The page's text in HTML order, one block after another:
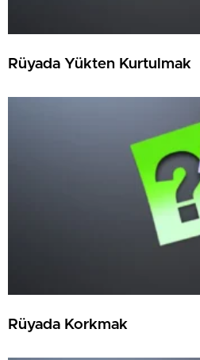
Rüyada Yükten Kurtulmak
Rüyada Korkmak